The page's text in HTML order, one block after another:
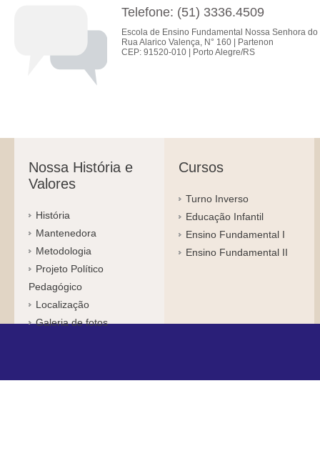
Telefone: (51) 3336.4509
Escola de Ensino Fundamental Nossa Senhora do
Rua Alarico Valença, N° 160 | Partenon
CEP: 91520-010 | Porto Alegre/RS
Nossa História e
Valores
História
Mantenedora
Metodologia
Projeto Político
Pedagógico
Localização
Galeria de fotos
Cursos
Turno Inverso
Educação Infantil
Ensino Fundamental I
Ensino Fundamental II